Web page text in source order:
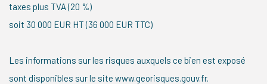
taxes plus TVA (20 %)
soit 30 000 EUR HT (36 000 EUR TTC)
Les informations sur les risques auxquels ce bien est exposé
sont disponibles sur le site www.georisques.gouv.fr.